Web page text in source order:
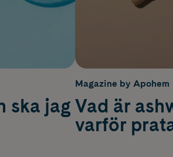
ska jag
Magazine by Apohem
Vad är
varför